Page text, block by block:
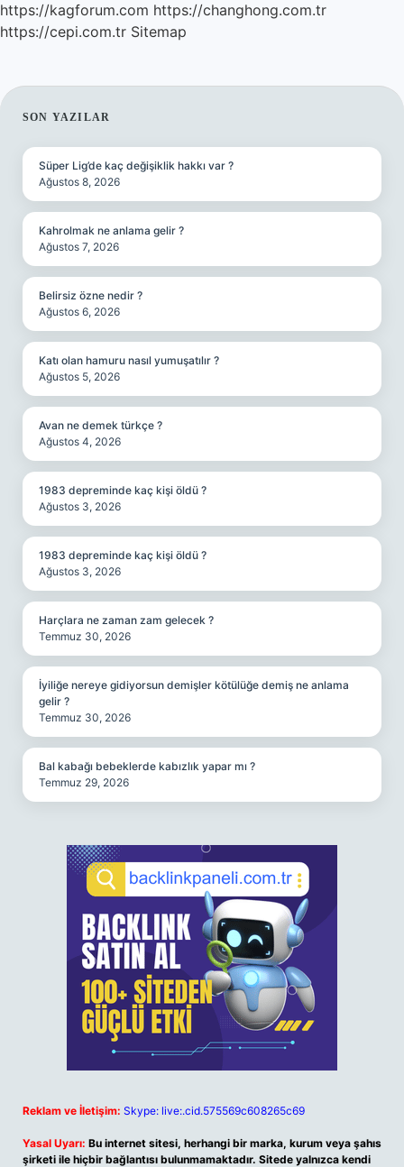
https://kagforum.com https://changhong.com.tr
https://cepi.com.tr Sitemap
SIDEBAR
SON YAZILAR
Süper Lig’de kaç değişiklik hakkı var ?
Ağustos 8, 2026
Kahrolmak ne anlama gelir ?
Ağustos 7, 2026
Belirsiz özne nedir ?
Ağustos 6, 2026
Katı olan hamuru nasıl yumuşatılır ?
Ağustos 5, 2026
Avan ne demek türkçe ?
Ağustos 4, 2026
1983 depreminde kaç kişi öldü ?
Ağustos 3, 2026
1983 depreminde kaç kişi öldü ?
Ağustos 3, 2026
Harçlara ne zaman zam gelecek ?
Temmuz 30, 2026
İyiliğe nereye gidiyorsun demişler kötülüğe demiş ne anlama
gelir ?
Temmuz 30, 2026
Bal kabağı bebeklerde kabızlık yapar mı ?
Temmuz 29, 2026
Reklam ve İletişim: Skype: live:.cid.575569c608265c69
Yasal Uyarı: Bu internet sitesi, herhangi bir marka, kurum veya şahıs
şirketi ile hiçbir bağlantısı bulunmamaktadır. Sitede yalnızca kendi